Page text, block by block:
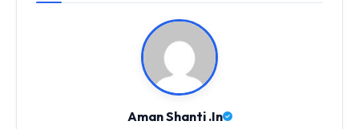
Aman Shanti .In